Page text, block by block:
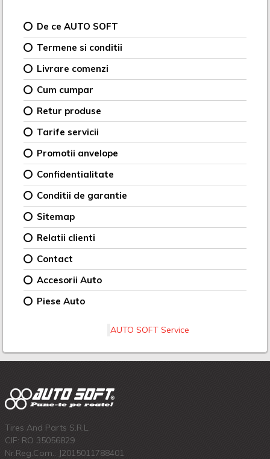
De ce AUTO SOFT
Termene si conditii
Livrare comenzi
Cum cumpar
Retur produse
Tarife servicii
Promotii anvelope
Confidentialitate
Conditii de garantie
Sitemap
Relatii clienti
Contact
Accesorii Auto
Piese Auto
AUTO SOFT Service
Tires And Parts S.R.L.
CIF: RO 35056829
Nr.Reg.Com.: J2015011788401